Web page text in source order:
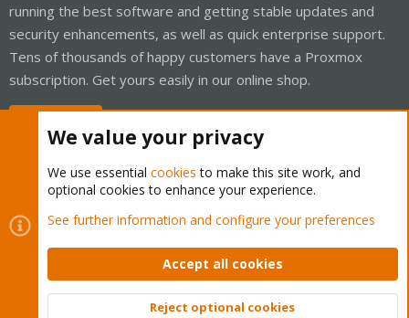
running the best software and getting stable updates and
security enhancements, as well as quick enterprise support.
Tens of thousands of happy customers have a Proxmox
subscription. Get yours easily in our online shop.
Cookies
Proxmox Support Forum - Light Mode
Contact us
Terms and rules Privacy policy Help Home
Community platform by XenForo © 2010-2026 XenForo Ltd.
We value your privacy
We use essential cookies to make this site work, and
optional cookies to enhance your experience.
See further information and configure your preferences
Accept all cookies
Reject optional cookies